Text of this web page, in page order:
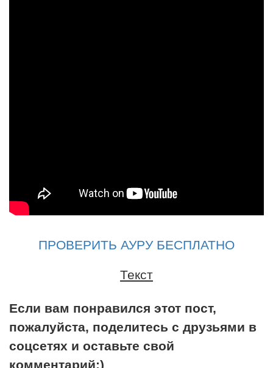
ПРОВЕРИТЬ АУРУ БЕСПЛАТНО
Текст
Если вам понравился этот пост,
пожалуйста, поделитесь с друзьями в
соцсетях и оставьте свой
комментарий:)